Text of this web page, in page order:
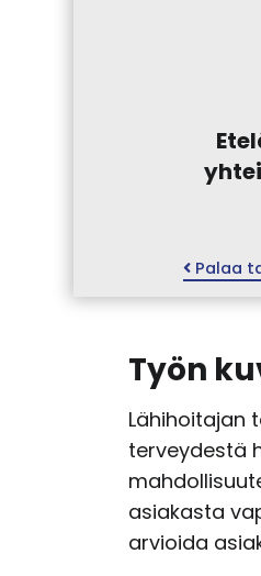
Palaa
Työn
Lähihoitajan
terveydestä
asiakasta
arvioida